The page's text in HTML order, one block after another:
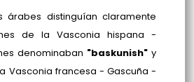
árabes distinguían claramente
de la Vasconia hispana -
denominaban "baskunish" y
Vasconia francesa - Gascuña -